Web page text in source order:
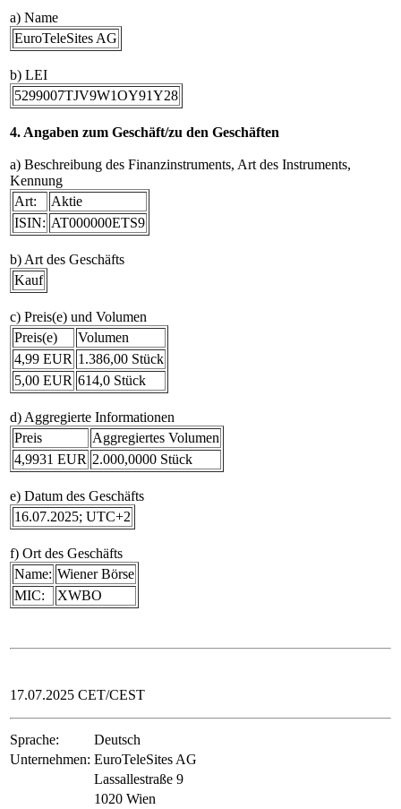
a) Name
EuroTeleSites AG
b) LEI
5299007TJV9W1OY91Y28
4. Angaben zum Geschäft/zu den Geschäften
a) Beschreibung des Finanzinstruments, Art des Instruments,
Kennung
Art:
Aktie
ISIN: AT000000ETS9
b) Art des Geschäfts
Kauf
c) Preis(e) und Volumen
Preis(e)
Volumen
4,99 EUR 1.386,00 Stück
5,00 EUR 614,0 Stück
d) Aggregierte Informationen
Preis
Aggregiertes Volumen
4,9931 EUR 2.000,0000 Stück
e) Datum des Geschäfts
16.07.2025; UTC+2
f) Ort des Geschäfts
Name: Wiener Börse
MIC:
XWBO
17.07.2025 CET/CEST
Sprache:
Deutsch
Unternehmen: EuroTeleSites AG
Lassallestraße 9
1020 Wien